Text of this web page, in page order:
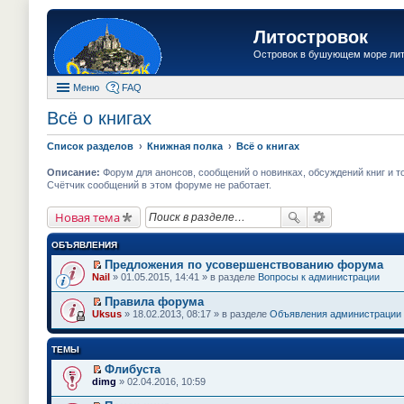
Литостровок
Островок в бушующем море
Меню FAQ
Всё о книгах
Список разделов Книжная полка Всё о книгах
Описание: Форум для анонсов, сообщений о новинках, обсуждений книг и
Счётчик сообщений в этом форуме не работает.
Новая тема
ОБЪЯВЛЕНИЯ
П
р
е
й
т
и
п
е
р
Предложения по усовершенствованию форума
Nail » 01.05.2015, 14:41 » в разделе Вопросы к администрации
П
р
т
и
к
п
Правила форума
Uksus » 18.02.2013, 08:17 » в разделе Объявления администрации
ТЕМЫ
П
р
Флибуста
dimg » 02.04.2016, 10:59